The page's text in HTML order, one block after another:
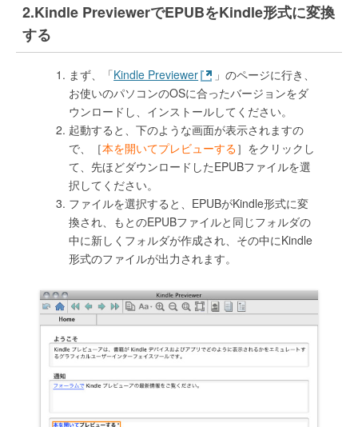
Kindle PreviewerでEPUBをKindle形式に変換
する
まず、「Kindle Previewer
」のページに行き、
お使いのパソコンのOSに合ったバージョンをダ
ウンロードし、インストールしてください。
起動すると、下のような画面が表示されますの
で、［本を開いてプレビューする］をクリックし
て、先ほどダウンロードしたEPUBファイルを選
択してください。
ファイルを選択すると、EPUBがKindle形式に変
換され、もとのEPUBファイルと同じフォルダの
中に新しくフォルダが作成され、その中にKindle
形式のファイルが出力されます。